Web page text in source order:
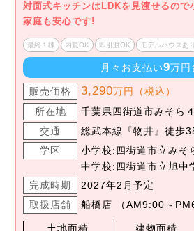
対面式キッチンはLDKを見渡せるので
家庭も安心です!
最終１棟 内覧OK 即引渡OK モデルハウスあり
月々お支払い9万円
販売価格 3,290万円（税込）
所在地
千葉県四街道市みそら
交通
総武本線『物井』徒歩
学区
小学校:四街道市立みそ
中学校:四街道市立旭中
完成時期
2027年2月予定
取扱店舗
船橋店 （AM9:00～
土地面積
建物面積